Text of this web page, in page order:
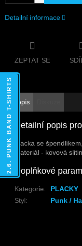
Detailní informace
ZEPTAT SE
Popis
Detailní popis
Placka se
Materiál - kovová
Doplňkové
Kategorie:
PLACKY
Styl: Punk /
2.6. PUNK BAND T-SHIRTS